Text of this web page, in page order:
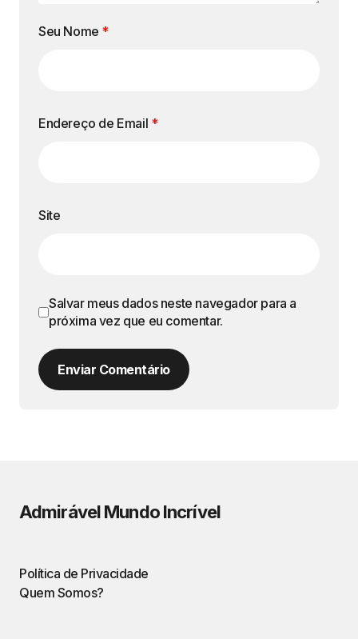
Seu Nome *
Endereço de Email *
Site
Salvar meus dados neste navegador para a
próxima vez que eu comentar.
Enviar Comentário
Admirável Mundo Incrível
Política de Privacidade
Quem Somos?